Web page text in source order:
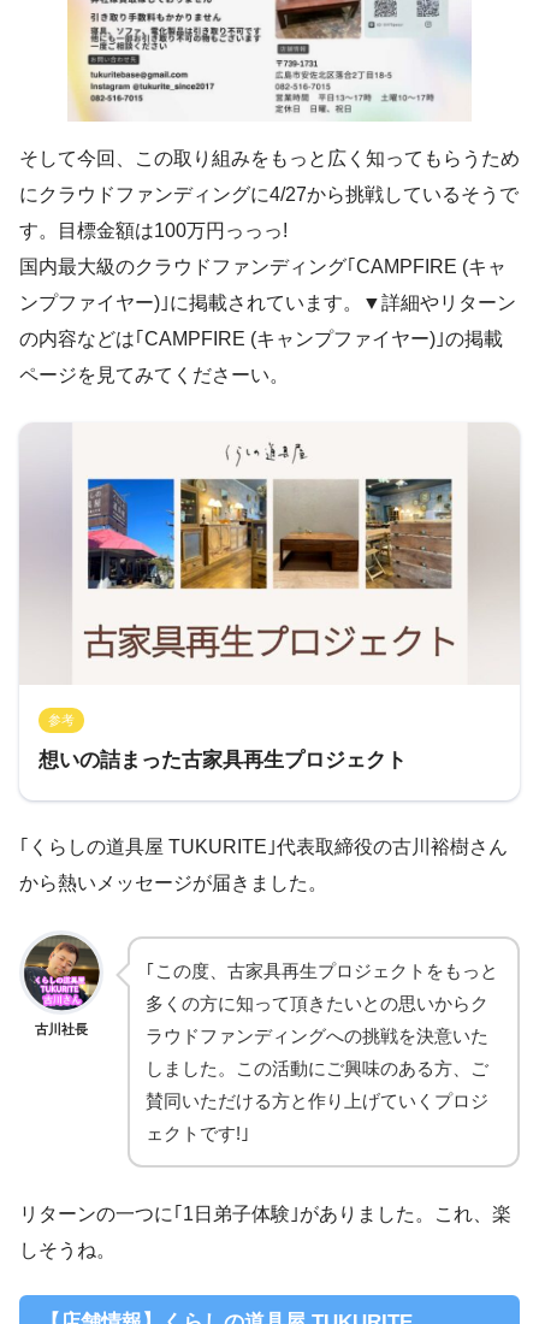
そして今回、この取り組みをもっと広く知ってもらうため
にクラウドファンディングに4/27から挑戦しているそうで
す。目標金額は100万円っっっ!
国内最大級のクラウドファンディング｢CAMPFIRE (キャ
ンプファイヤー)｣に掲載されています。▼詳細やリターン
の内容などは｢CAMPFIRE (キャンプファイヤー)｣の掲載
ページを見てみてくださーい。
参考
想いの詰まった古家具再生プロジェクト
｢くらしの道具屋 TUKURITE｣代表取締役の古川裕樹さん
から熱いメッセージが届きました。
古川社長
｢この度、古家具再生プロジェクトをもっと
多くの方に知って頂きたいとの思いからク
ラウドファンディングへの挑戦を決意いた
しました。この活動にご興味のある方、ご
賛同いただける方と作り上げていくプロジ
ェクトです!｣
リターンの一つに｢1日弟子体験｣がありました。これ、楽
しそうね。